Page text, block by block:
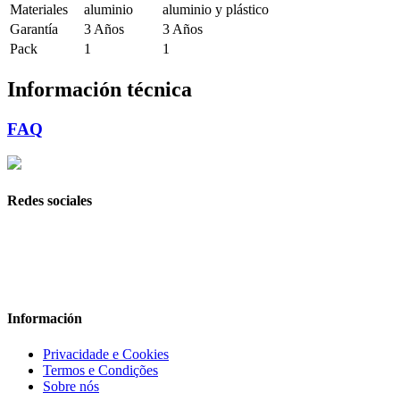
Materiales
aluminio
aluminio y plástico
Garantía
3 Años
3 Años
Pack
1 1
Información técnica
FAQ
Redes sociales
Información
Privacidade e Cookies
Termos e Condições
Sobre nós